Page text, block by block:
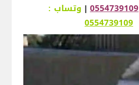
0554739109
| وتساب :
0554739109